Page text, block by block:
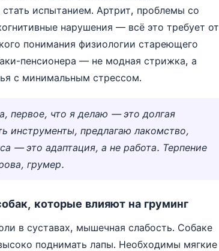
испытанием. Артрит, проблемы со
нарушения — всё это требует от
понимания физиологии стареющего
пенсионера — не модная стрижка, а
с минимальным стрессом.
первое, что я делаю — это долгая
инструменты, предлагаю лакомство,
— это адаптация, а не работа. Терпение
грумер.
которые влияют на груминг
в суставах, мышечная слабость. Собаке
поднимать лапы. Необходимы мягкие